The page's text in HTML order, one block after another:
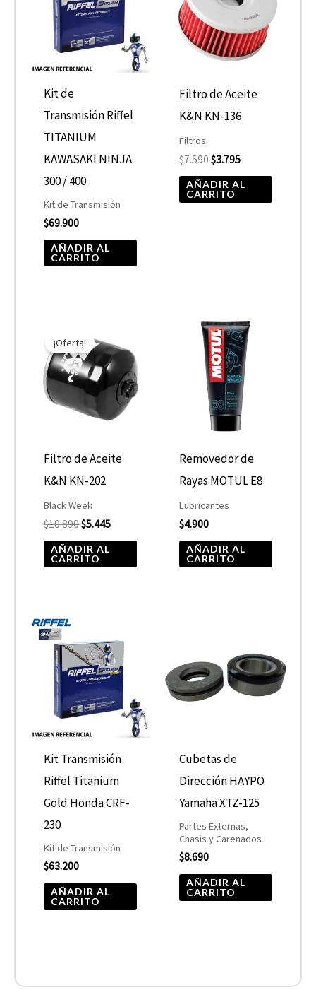
Kit de
Transmisión Riffel
TITANIUM
KAWASAKI NINJA
300 / 400
Kit de Transmisión
$69.900
AÑADIR AL
CARRITO
Filtro de Aceite
K&N KN-136
Filtros
$7.590$3.795
$3.795.
AÑADIR AL
CARRITO
¡Oferta!
Filtro de Aceite
K&N KN-202
Black Week
$10.890
precio
original
era:
$10.890.
$5.445
actual
es:
$5.445.
AÑADIR AL
CARRITO
Removedor de
Rayas MOTUL E8
Lubricantes
$4.900
AÑADIR AL
CARRITO
Kit Transmisión
Riffel Titanium
Gold Honda CRF-
230
Kit de Transmisión
$63.200
AÑADIR AL
CARRITO
Cubetas de
Dirección HAYPO
Yamaha XTZ-125
Partes Externas,
Chasis y Carenados
$8.690
AÑADIR AL
CARRITO